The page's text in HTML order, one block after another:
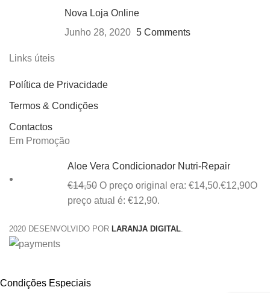
Nova Loja Online
Junho 28, 2020 5 Comments
Links úteis
Política de Privacidade
Termos & Condições
Contactos
Em Promoção
Aloe Vera Condicionador Nutri-Repair
€14,50 O preço original era: €14,50.€12,90O
preço atual é: €12,90.
2020 DESENVOLVIDO POR LARANJA DIGITAL
Condições Especiais